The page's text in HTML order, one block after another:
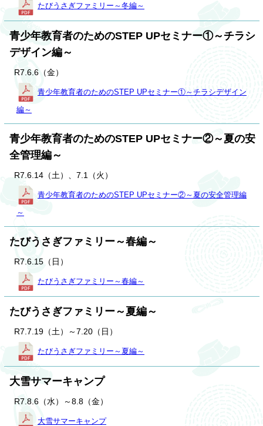
たびうさぎファミリー～冬編～
青少年教育者のためのSTEP UPセミナー①～チラシ
デザイン編～
R7.6.6（金）
青少年教育者のためのSTEP UPセミナー①～チラシデザイン
編～
青少年教育者のためのSTEP UPセミナー②～夏の安
全管理編～
R7.6.14（土）、7.1（火）
青少年教育者のためのSTEP UPセミナー②～夏の安全管理編
～
たびうさぎファミリー～春編～
R7.6.15（日）
たびうさぎファミリー～春編～
たびうさぎファミリー～夏編～
R7.7.19（土）～7.20（日）
たびうさぎファミリー～夏編～
大雪サマーキャンプ
R7.8.6（水）～8.8（金）
大雪サマーキャンプ